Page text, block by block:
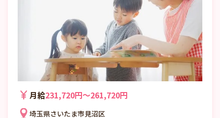
月給231,720円〜261,720円
埼玉県さいたま市見沼区